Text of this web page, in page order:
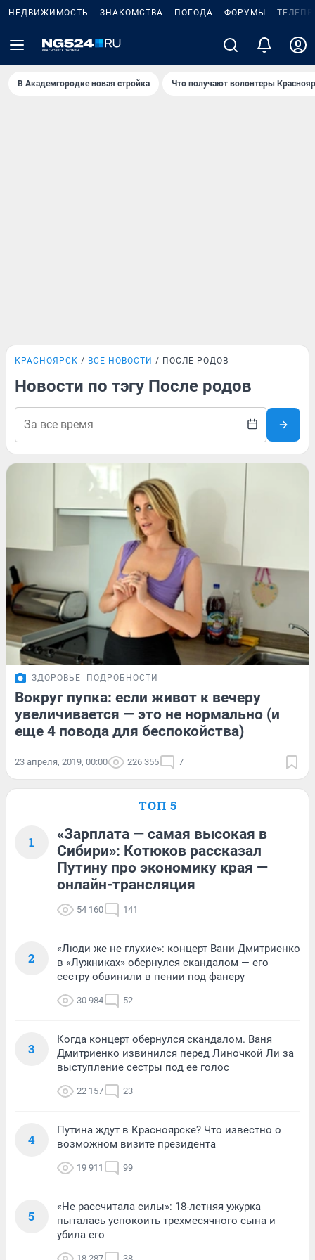
НЕДВИЖИМОСТЬ ЗНАКОМСТВА ПОГОДА ФОРУМЫ
В Академгородке новая стройка Что получают волонтеры
КРАСНОЯРСК ВСЕ НОВОСТИ ПОСЛЕ РОДОВ
Новости по тэгу После родов
ЗДОРОВЬЕ ПОДРОБНОСТИ
Вокруг пупка: если живот к вечеру
увеличивается — это не нормально (и
еще 4 повода для беспокойства)
23 апреля, 2019, 00:00 226 355 7
ТОП 5
1
«Зарплата — самая высокая в
Сибири»: Котюков рассказал
Путину про экономику края —
онлайн-трансляция
54 160 141
2
«Люди же не глухие»: концерт Вани Дмитриенко
в «Лужниках» обернулся скандалом — его
сестру обвинили в пении под фанеру
30 984 52
3
Когда концерт обернулся скандалом. Ваня
Дмитриенко извинился перед Линочкой Ли за
выступление сестры под ее голос
22 157 23
4
Путина ждут в Красноярске? Что известно о
возможном визите президента
19 911 99
5
«Не рассчитала силы»: 18-летняя ужурка
пыталась успокоить трехмесячного сына и
убила его